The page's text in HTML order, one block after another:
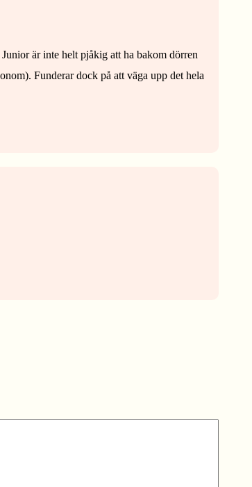
är inte helt pjåkig att ha bakom dörren
Funderar dock på att väga upp det hela